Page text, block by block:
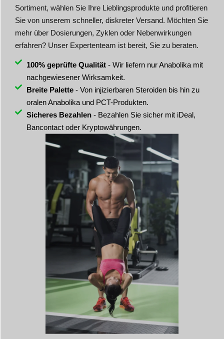
Sortiment, wählen Sie Ihre Lieblingsprodukte und profitieren
Sie von unserem schneller, diskreter Versand. Möchten Sie
mehr über Dosierungen, Zyklen oder Nebenwirkungen
erfahren? Unser Expertenteam ist bereit, Sie zu beraten.
100% geprüfte Qualität - Wir liefern nur Anabolika mit
nachgewiesener Wirksamkeit.
Breite Palette - Von injizierbaren Steroiden bis hin zu
oralen Anabolika und PCT-Produkten.
Sicheres Bezahlen - Bezahlen Sie sicher mit iDeal,
Bancontact oder Kryptowährungen.